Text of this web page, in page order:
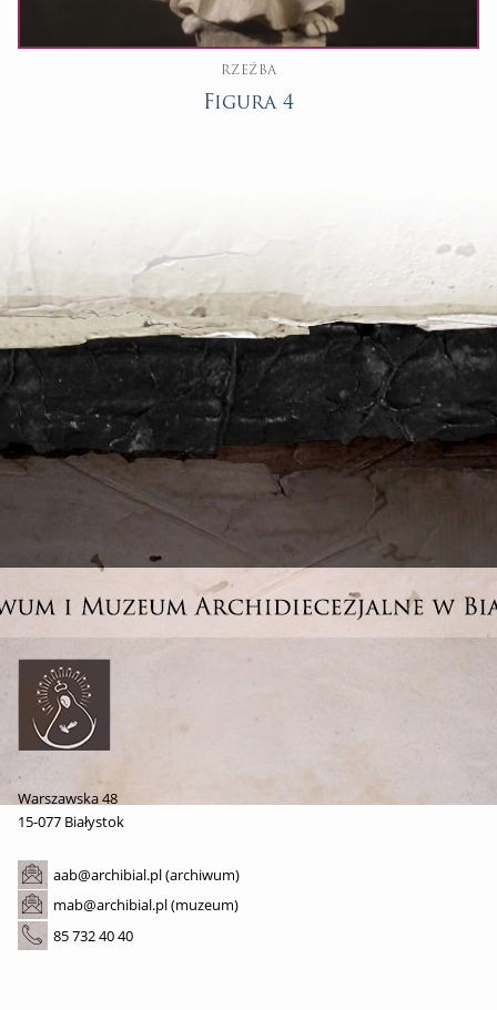
RZEŹBA
Figura 4
Warszawska 48
15-077 Białystok
aab@archibial.pl (archiwum)
mab@archibial.pl (muzeum)
85 732 40 40